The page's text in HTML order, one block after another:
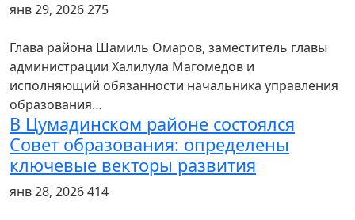
янв 29, 2026275
Глава района Шамиль Омаров, заместитель главы
администрации Халилула Магомедов и
исполняющий обязанности начальника управления
образования…
В Цумадинском районе состоялся
Совет образования: определены
ключевые векторы развития
янв 28, 2026414